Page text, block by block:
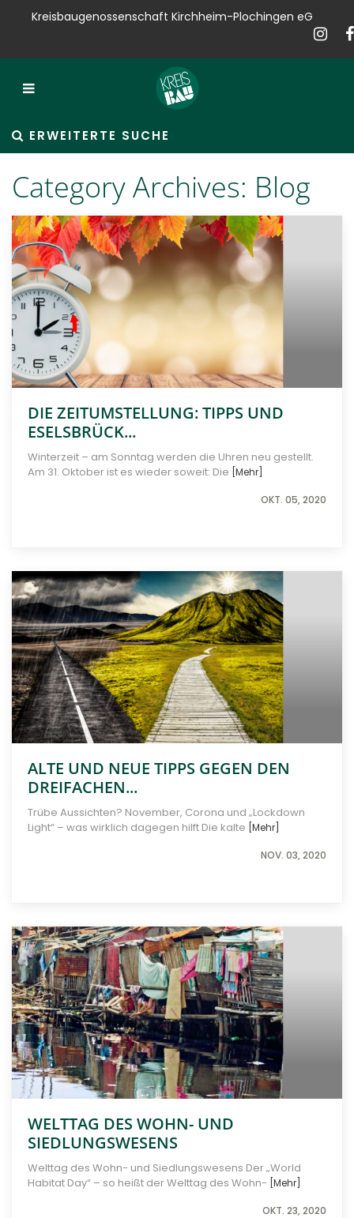
Bauen
Verwalten
Hausservice
Service
News
Kontakt
Kreisbaugenossenschaft Kirchheim-Plochingen eG
ERWEITERTE SUCHE
Category Archives: Blog
DIE ZEITUMSTELLUNG: TIPPS UND
ESELSBRÜCK...
Winterzeit – am Sonntag werden die Uhren neu gestellt.
Am 31. Oktober ist es wieder soweit: Die [Mehr]
OKT. 05, 2020
ALTE UND NEUE TIPPS GEGEN DEN
DREIFACHEN...
Trübe Aussichten? November, Corona und „Lockdown
Light“ – was wirklich dagegen hilft Die kalte [Mehr]
NOV. 03, 2020
WELTTAG DES WOHN- UND
SIEDLUNGSWESENS
Welttag des Wohn- und Siedlungswesens Der „World
Habitat Day“ – so heißt der Welttag des Wohn- [Mehr]
OKT. 23, 2020